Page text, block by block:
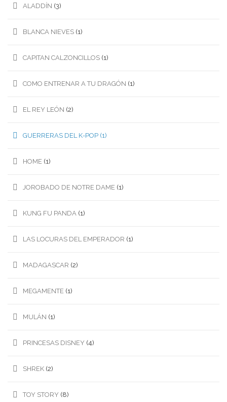
ALADDÍN (3)
BLANCA NIEVES (1)
CAPITAN CALZONCILLOS (1)
COMO ENTRENAR A TU DRAGÓN (1)
EL REY LEÓN (2)
GUERRERAS DEL K-POP (1)
HOME (1)
JOROBADO DE NOTRE DAME (1)
KUNG FU PANDA (1)
LAS LOCURAS DEL EMPERADOR (1)
MADAGASCAR (2)
MEGAMENTE (1)
MULÁN (1)
PRINCESAS DISNEY (4)
SHREK (2)
TOY STORY (8)